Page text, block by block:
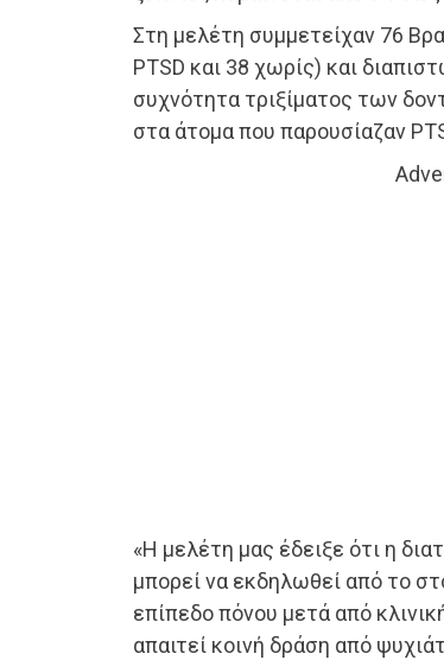
Στη μελέτη συμμετείχαν 76
PTSD και 38 χωρίς) και
συχνότητα τριξίματος των
στα άτομα που παρουσίαζαν
«Η μελέτη μας έδειξε ότι η
μπορεί να εκδηλωθεί από το
επίπεδο πόνου μετά από
απαιτεί κοινή δράση από